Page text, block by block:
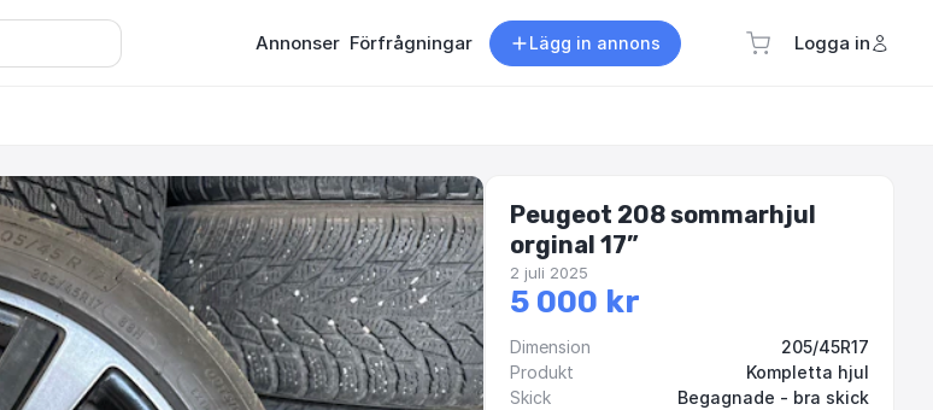
Annonser Förfrågningar Lägg in annons Logga in
Peugeot 208 sommarhjul
orginal 17”
2 juli 2025
5 000 kr
Dimension
205/45R17
Produkt
Kompletta hjul
Skick
Begagnade - bra skick